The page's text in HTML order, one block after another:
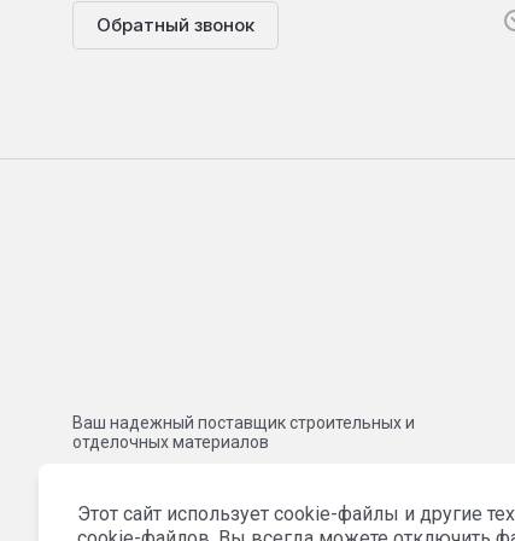
Обратный звонок
Ваш надежный поставщик строительных и
отделочных материалов
Этот сайт использует cookie-файлы и другие